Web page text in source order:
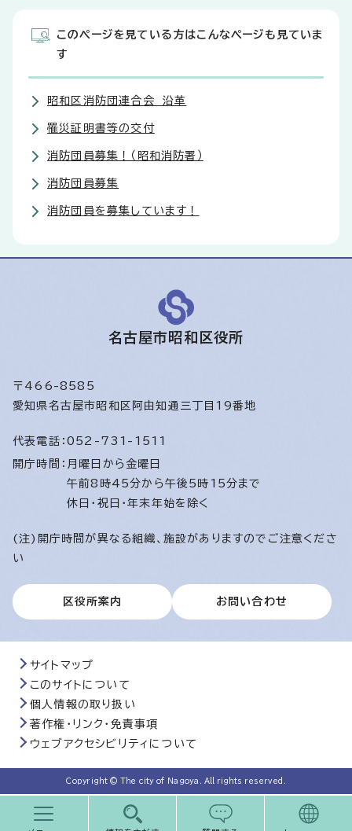
このページを見ている方はこんなページも見ていま
す
昭和区消防団連合会 沿革
罹災証明書等の交付
消防団員募集！（昭和消防署）
消防団員募集
消防団員を募集しています！
名古屋市昭和区役所
〒466-8585
愛知県名古屋市昭和区阿由知通三丁目19番地
代表電話： 052-731-1511
開庁時間： 月曜日から金曜日
午前8時45分から午後5時15分まで
休日・祝日・年末年始を除く
(注)開庁時間が異なる組織、施設がありますのでご注意くださ
い
区役所案内 お問い合わせ
サイトマップ
このサイトについて
個人情報の取り扱い
著作権・リンク・免責事項
ウェブアクセシビリティについて
Copyright © The city of Nagoya. All rights reserved.